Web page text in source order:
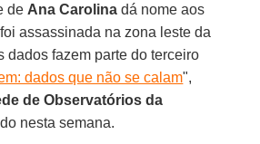
de Ana Carolina dá nome aos
assassinada na zona leste da
dados fazem parte do terceiro
dados que não se calam",
de Observatórios da
nesta semana.